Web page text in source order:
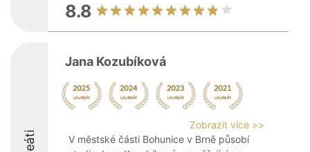
8.8
Jana Kozubíková
Zobrazit více >>
V městské části Bohunice v Brně působí